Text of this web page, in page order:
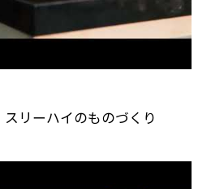
リーハイのものづくり